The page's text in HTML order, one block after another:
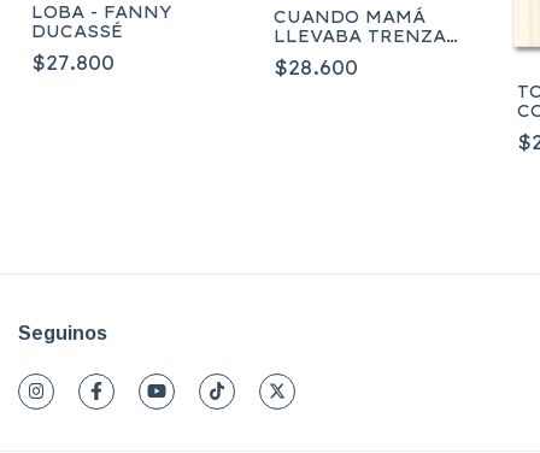
LOBA - FANNY
DUCASSÉ
$27.800
CUANDO MAMÁ
LLEVABA TRENZAS
- CONCHA
PASAMAR
$28.600
Seguinos